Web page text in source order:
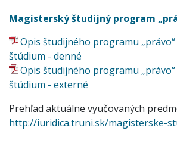
Magisterský študijný program
Opis študijného programu
štúdium - denné
Opis študijného programu
štúdium - externé
Prehľad aktuálne vyučovaných
http://iuridica.truni.sk/magisterske-